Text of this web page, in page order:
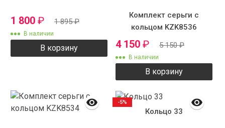
1 800 ₽ 1 895₽
В наличии
В корзину
Комплект серьги с
кольцом KZK8536
4 150 ₽ 5 150₽
В наличии
В корзину
Кольцо 33
-5%